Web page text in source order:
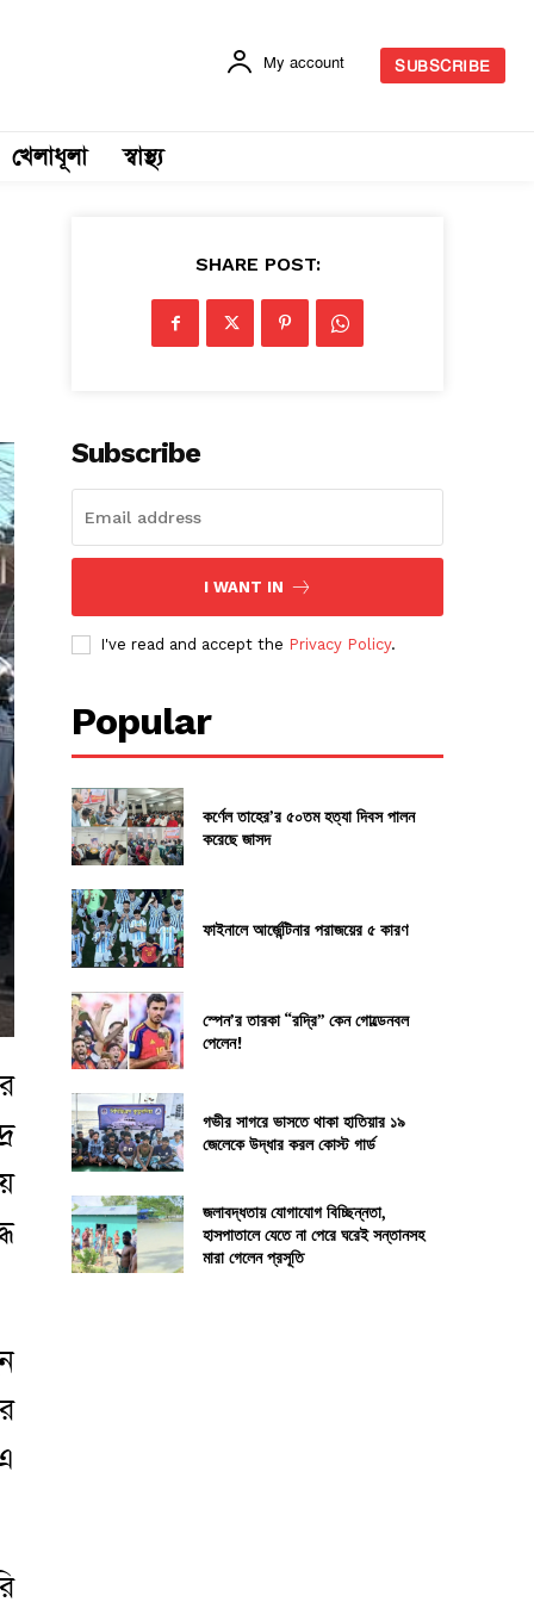
My account SUBSCRIBE
খেলাধূলা স্বাস্থ্য
SHARE POST:
Subscribe
I WANT IN
I've read and accept the Privacy Policy.
Popular
কর্ণেল তাহের’র ৫০তম হত্যা দিবস পালন
করেছে জাসদ
ফাইনালে আর্জেন্টিনার পরাজয়ের ৫ কারণ
স্পেন’র তারকা “রদ্রি” কেন গোল্ডেনবল
পেলেন!
গভীর সাগরে ভাসতে থাকা হাতিয়ার ১৯
জেলেকে উদ্ধার করল কোস্ট গার্ড
জলাবদ্ধতায় যোগাযোগ বিচ্ছিন্নতা,
হাসপাতালে যেতে না পেরে ঘরেই সন্তানসহ
মারা গেলেন প্রসূতি